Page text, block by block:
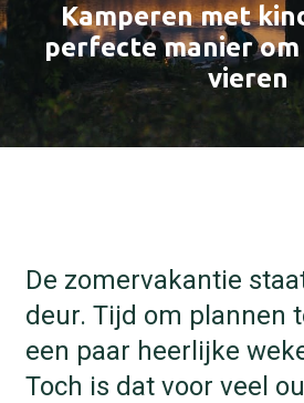
Kamperen met
perfecte manier
vieren
De zomervakantie
deur. Tijd om plannen
een paar heerlijke
Toch is dat voor veel